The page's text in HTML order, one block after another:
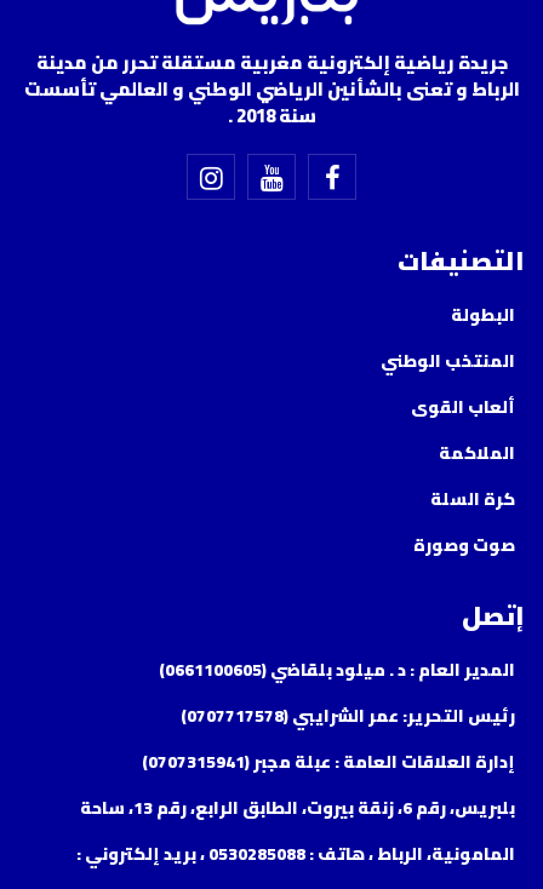
جريدة رياضية إلكترونية مغربية مستقلة تحرر من مدينة
الرباط و تعنى بالشأنين الرياضي الوطني و العالمي تأسست
سنة 2018 .
التصنيفات
البطولة
المنتخب الوطني
ألعاب القوى
الملاكمة
كرة السلة
صوت وصورة
إتصل
المدير العام : د . ميلود بلقاضي (0661100605)
رئيس التحرير: عمر الشرايبي (0707717578)
إدارة العلاقات العامة : عبلة مجبر (0707315941)
بلبريس، رقم 6، زنقة بيروت، الطابق الرابع، رقم 13، ساحة
المامونية، الرباط ، هاتف : 0530285088 ، بريد إلكتروني :